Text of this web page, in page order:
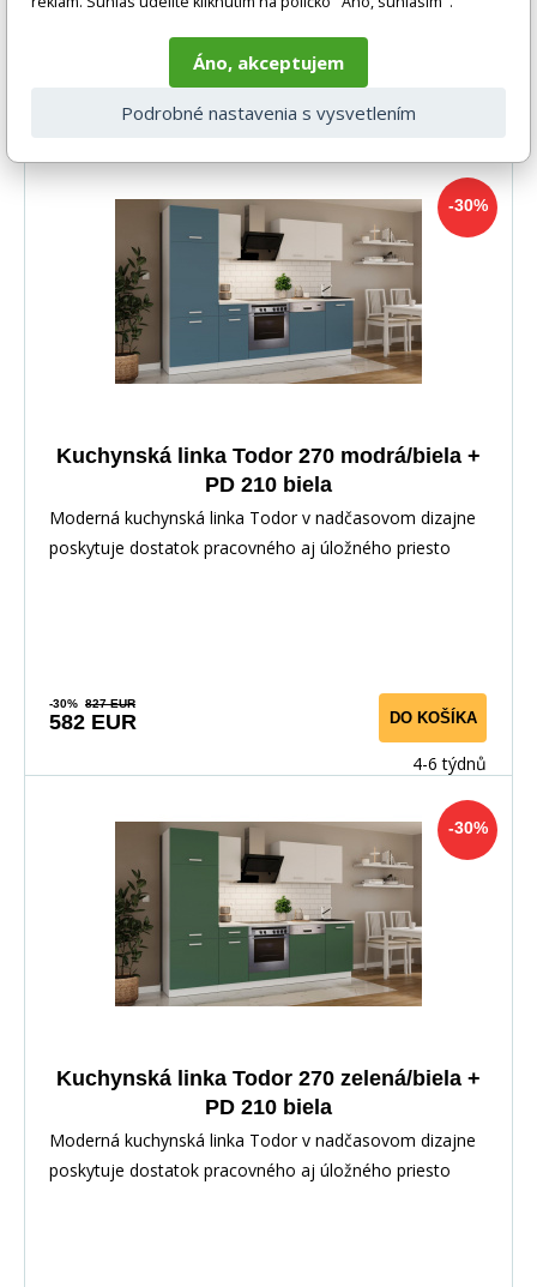
-30%
Kuchynská linka Todor 270 modrá/biela +
PD 210 biela
Moderná kuchynská linka Todor v nadčasovom dizajne
poskytuje dostatok pracovného aj úložného priesto
-30% 827 EUR
582 EUR DO KOŠÍKA
4-6 týdnů
-30%
Kuchynská linka Todor 270 zelená/biela +
PD 210 biela
Moderná kuchynská linka Todor v nadčasovom dizajne
poskytuje dostatok pracovného aj úložného priesto
Áno, akceptujem
Podrobné nastavenia s vysvetlením